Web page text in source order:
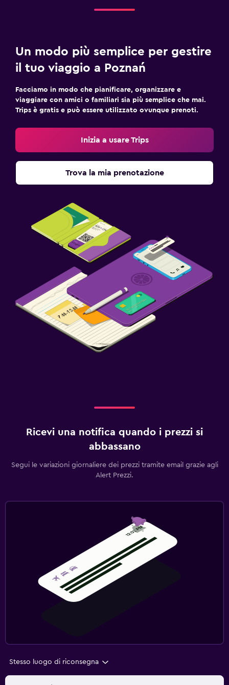
Un modo più semplice per gestire
il tuo viaggio a Poznań
Facciamo in modo che pianificare, organizzare e
viaggiare con amici o familiari sia più semplice che mai.
Trips è gratis e può essere utilizzato ovunque prenoti.
Inizia a usare Trips
Trova la mia prenotazione
Ricevi una notifica quando i prezzi si
abbassano
Segui le variazioni giornaliere dei prezzi tramite email grazie agli
Alert Prezzi.
Stesso luogo di riconsegna